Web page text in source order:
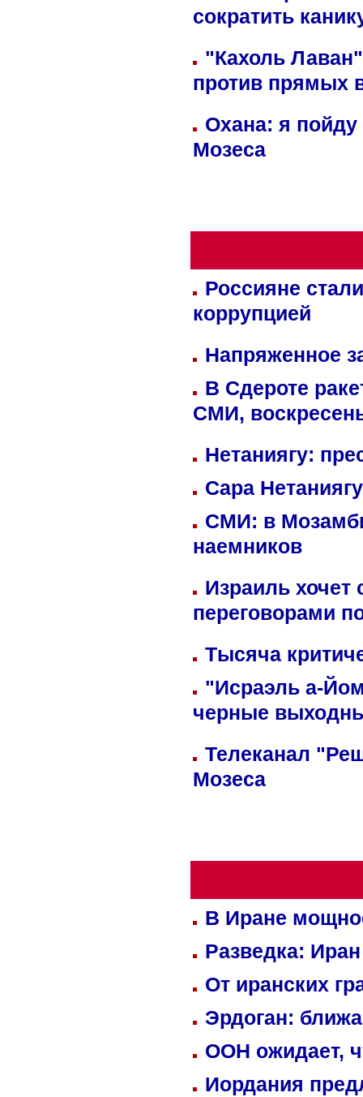
сократить
"Кахоль
против прямых
Охана: я пойду
Мозеса
Россияне
коррупцией
Напряженное
В Сдероте
СМИ,
Нетаниягу:
Сара
СМИ: в
наемников
Израиль хочет
переговорами
Тысяча
"Исраэль а-
черные
Телеканал
Мозеса
В Иране
Разведка:
От иранских
Эрдоган:
ООН ожидает,
Иордания